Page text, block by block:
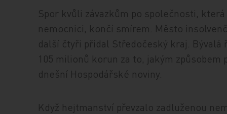
Spor kvůli závazkům po společnosti,
nemocnici, končí smírem. Město
další čtyři přidal Středočeský kraj.
105 milionů korun za to, jakým
dnešní Hospodářské noviny.
Když hejtmanství převzalo zadluženou